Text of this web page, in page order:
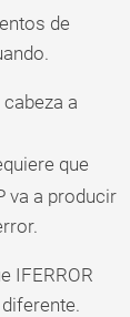
de
a
que
va a producir
IFERROR